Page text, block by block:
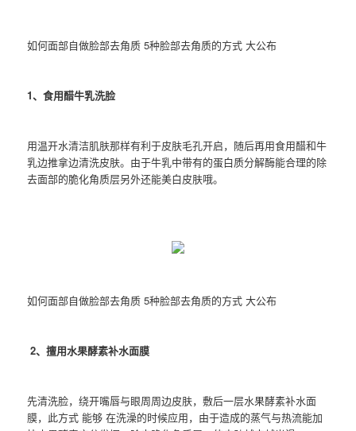
如何面部自做脸部去角质 5种脸部去角质的方式 大公布
1、食用醋牛乳洗脸
用温开水清洁肌肤那样有利于皮肤毛孔开启，随后再用食用醋和牛
乳边推拿边清洗皮肤。由于牛乳中带有的蛋白质分解酶能合理的除
去面部的脆化角质层另外还能美白皮肤哦。
如何面部自做脸部去角质 5种脸部去角质的方式 大公布
2、擅用水果酵素补水面膜
先清洗脸，绕开嘴唇与眼周周边皮肤，敷后一层水果酵素补水面
膜，此方式 能够 在洗澡的时候应用，由于造成的蒸气与热流能加